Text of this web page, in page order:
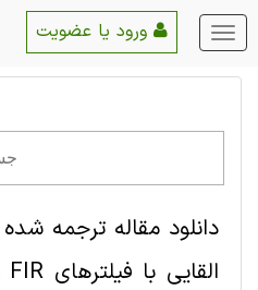
منو
اصلی
دانلود مقاله ترجمه